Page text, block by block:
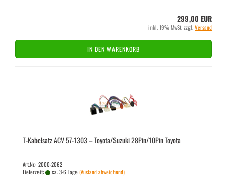
299,00 EUR
inkl. 19% MwSt. zzgl.Versand
IN DEN WARENKORB
T-​Ka­bel­satz ACV 57-​1303 – To­yo­ta/Su­zu­ki 28Pin/10Pin To­yo­ta
Art.Nr.: 2000-2062
Lieferzeit:
ca. 3-6 Tage(Ausland abweichend)